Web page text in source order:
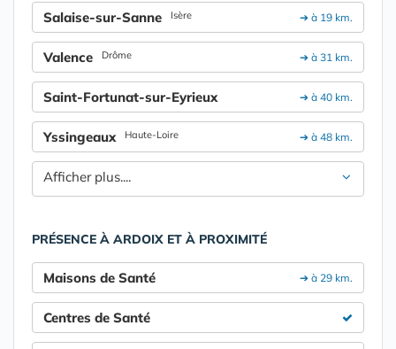
➔ à 19 km.
Salaise-sur-Sanne Isère
➔ à 31 km.
Valence Drôme
➔ à 40 km.
Saint-Fortunat-sur-Eyrieux
➔ à 48 km.
Yssingeaux Haute-Loire
Afficher plus....
PRÉSENCE À ARDOIX ET À PROXIMITÉ
➔ à 29 km.
Maisons de Santé
Centres de Santé